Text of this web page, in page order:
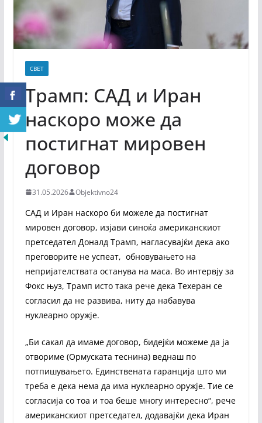
СВЕТ
Трамп: САД и Иран
наскоро може да
постигнат мировен
договор
31.05.2026 Objektivno24
САД и Иран наскоро би можеле да постигнат
мировен договор, изјави синоќа американскиот
претседател Доналд Трамп, нагласувајќи дека ако
преговорите не успеат, обновувањето на
непријателствата останува на маса. Во интервју за
Фокс њуз, Трамп исто така рече дека Техеран се
согласил да не развива, ниту да набавува
нуклеарно оружје.
„Би сакал да имаме договор, бидејќи можеме да ја
отвориме (Ормуската теснина) веднаш по
потпишувањето. Единствената гаранција што ми
треба е дека нема да има нуклеарно оружје. Тие се
согласија со тоа и тоа беше многу интересно“, рече
американскиот претседател, додавајќи дека Иран